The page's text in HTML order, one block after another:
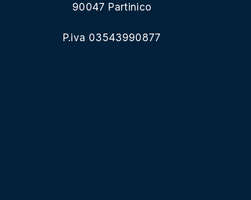
90047 Partinico
P.iva 03543990877